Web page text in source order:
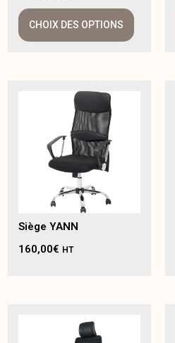
CHOIX DES OPTIONS
Siège YANN
160,00€ HT